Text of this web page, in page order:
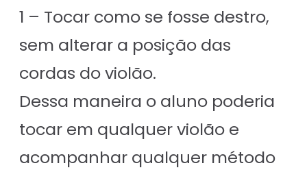
1 – Tocar como se fosse destro,
sem alterar a posição das
cordas do violão.
Dessa maneira o aluno poderia
tocar em qualquer violão e
acompanhar qualquer método